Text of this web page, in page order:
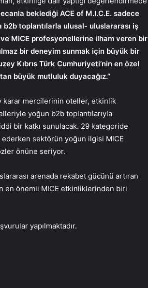
beklediği ACE of M.I.C.E. sadece
toplantılarla ulusal- uluslararası iş
MICE profesyonellerine ilham veren bir
bir deneyim sunmak için büyük bir
Kıbrıs Türk Cumhuriyeti’nin en özel
büyük mutluluk duyacağız.’’
karar mercilerinin oteller, etkinlik
yoğun b2b toplantılarıyla
bir katkı sunulacak. 29 kategoride
sektörün yoğun ilgisi MICE
önüne seriyor.
arenada rekabet gücünü artıran
en önemli MICE etkinliklerinden biri
yapılmaktadır.